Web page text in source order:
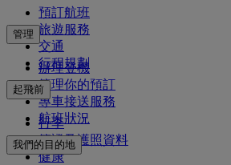
預訂航班
旅遊服務
交通
行程規劃
管理
辦理登機
管理你的預訂
專車接送服務
航班狀況
起飛前
行李
簽證及護照資料
健康
我們的目的地